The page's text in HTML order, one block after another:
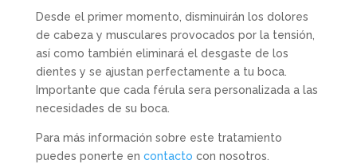
Desde el primer momento, disminuirán los dolores
de cabeza y musculares provocados por la tensión,
así como también eliminará el desgaste de los
dientes y se ajustan perfectamente a tu boca.
Importante que cada férula sera personalizada a las
necesidades de su boca.
Para más información sobre este tratamiento
puedes ponerte en contacto con nosotros.